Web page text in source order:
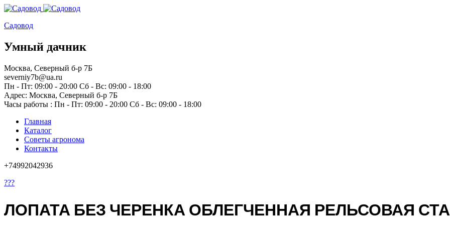
Садовод
Умный дачник
Москва, Северный б-р 7Б
severniy7b@ua.ru
Пн - Пт: 09:00 - 20:00 Сб - Вс: 09:00 - 18:00
Адрес: Москва, Северный б-р 7Б
Часы работы : Пн - Пт: 09:00 - 20:00 Сб - Вс: 09:00 - 18:00
Главная
Каталог
Советы агронома
Контакты
+74992042936
???
ЛОПАТА БЕЗ ЧЕРЕНКА ОБЛЕГЧЕННАЯ РЕЛЬСОВАЯ